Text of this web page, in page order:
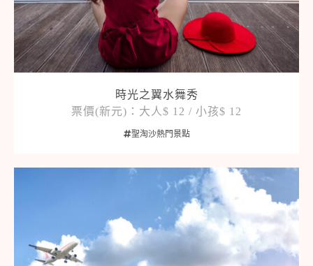
時光之翼水舞秀
票價(新元)：大人$ 12 / 小孩$ 12
聖淘沙熱門景點